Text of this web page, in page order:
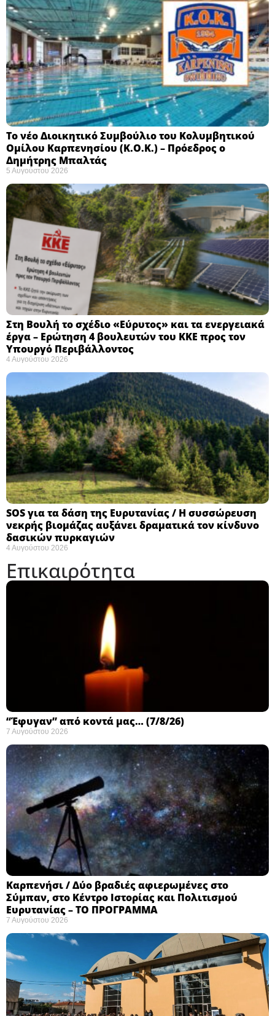
Το νέο Διοικητικό Συμβούλιο του Κολυμβητικού
Ομίλου Καρπενησίου (Κ.Ο.Κ.) – Πρόεδρος ο
Δημήτρης Μπαλτάς
5 Αυγούστου 2026
Στη Βουλή το σχέδιο «Εύρυτος» και τα ενεργειακά
έργα – Ερώτηση 4 βουλευτών του ΚΚΕ προς τον
Υπουργό Περιβάλλοντος
4 Αυγούστου 2026
SOS για τα δάση της Ευρυτανίας / Η συσσώρευση
νεκρής βιομάζας αυξάνει δραματικά τον κίνδυνο
δασικών πυρκαγιών
4 Αυγούστου 2026
Επικαιρότητα
“Έφυγαν” από κοντά μας… (7/8/26)
7 Αυγούστου 2026
Καρπενήσι / Δύο βραδιές αφιερωμένες στο
Σύμπαν, στο Κέντρο Ιστορίας και Πολιτισμού
Ευρυτανίας – ΤΟ ΠΡΟΓΡΑΜΜΑ
7 Αυγούστου 2026